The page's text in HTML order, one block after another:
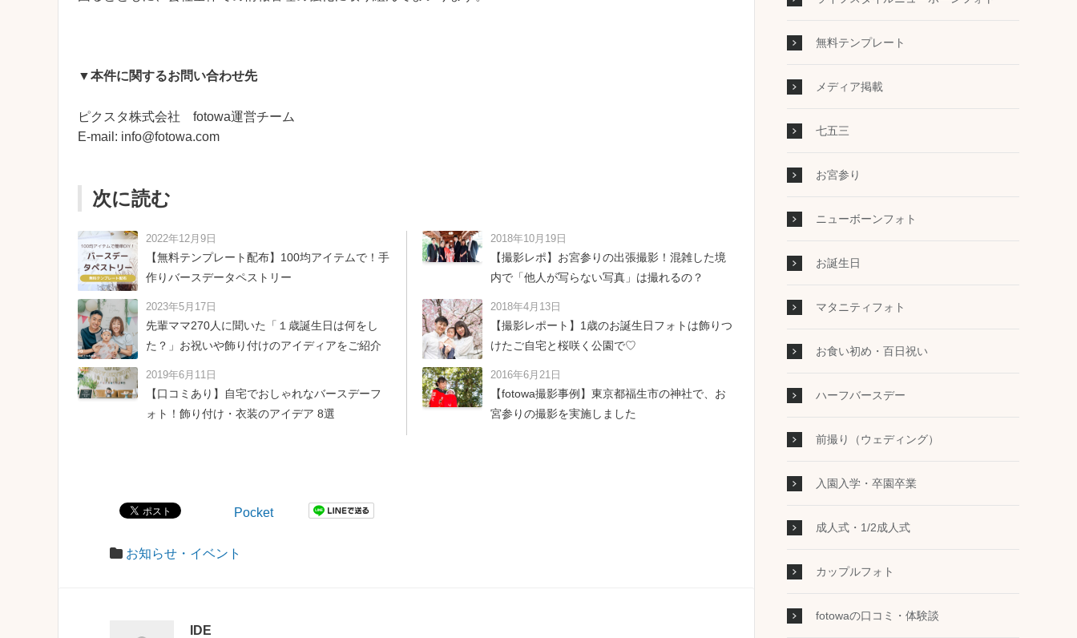
▼本件に関するお問い合わせ先
ピクスタ株式会社 fotowa運営チーム
E-mail: info@fotowa.com
次に読む
2022年12月9日
【無料テンプレート配布】100均アイテムで！手
作りバースデータペストリー
2023年5月17日
先輩ママ270人に聞いた「１歳誕生日は何をし
た？」お祝いや飾り付けのアイディアをご紹介
2019年6月11日
【口コミあり】自宅でおしゃれなバースデーフ
ォト！飾り付け・衣装のアイデア 8選
2018年10月19日
【撮影レポ】お宮参りの出張撮影！混雑した境
内で「他人が写らない写真」は撮れるの？
2018年4月13日
【撮影レポート】1歳のお誕生日フォトは飾りつ
けたご自宅と桜咲く公園で♡
2016年6月21日
【fotowa撮影事例】東京都福生市の神社で、お
宮参りの撮影を実施しました
Pocket
お知らせ・イベント
IDE
無料テンプレート
メディア掲載
七五三
お宮参り
ニューボーンフォト
お誕生日
マタニティフォト
お食い初め・百日祝い
ハーフバースデー
前撮り（ウェディング）
入園入学・卒園卒業
成人式・1/2成人式
カップルフォト
fotowaの口コミ・体験談